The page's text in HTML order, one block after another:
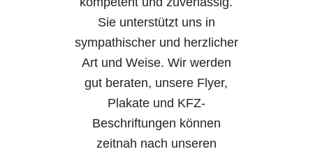
Sie unterstützt uns in
sympathischer und herzlicher
Art und Weise. Wir werden
gut beraten, unsere Flyer,
Plakate und KFZ-
Beschriftungen können
zeitnah nach unseren